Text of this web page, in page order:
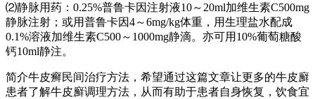
⑵静脉用药：0.25%普鲁卡因注射液10～20ml加维生素C500mg
静脉注射；或用普鲁卡因4～6mg/kg体重，用生理盐水配成
0.1%溶液加维生素C500～1000mg静滴。亦可用10%葡萄糖酸
钙10ml静注。
简介牛皮癣民间治疗方法，希望通过这篇文章让更多的牛皮廯
患者了解牛皮廯调理方法，从而有助于患者自身恢复，饮食宜